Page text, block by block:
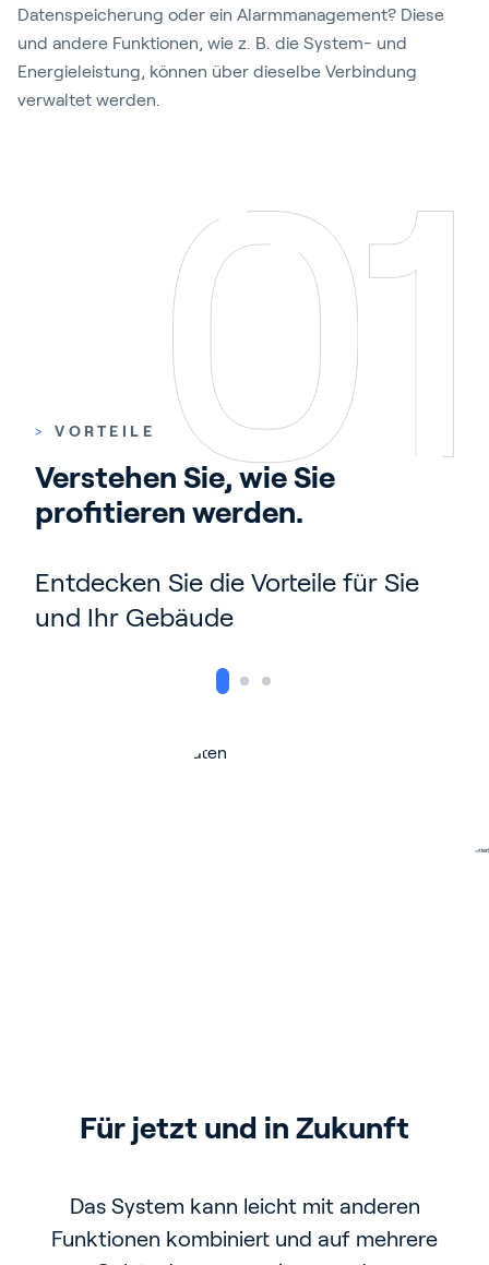
Datenspeicherung oder ein Alarmmanagement? Diese
und andere Funktionen, wie z. B. die System- und
Energieleistung, können über dieselbe Verbindung
verwaltet werden.
> VORTEILE
Verstehen Sie, wie Sie
profitieren werden.
Entdecken Sie die Vorteile für Sie
und Ihr Gebäude
Für jetzt und in Zukunft
Das System kann leicht mit anderen
Funktionen kombiniert und auf mehrere
Mehrbenutzer
Mehrere Benutzer können sich gleichzeitig
Optimal gesichert
Dank hoch entwickelter Sicherheitsfunktionen
ist unautorisierter Datenverkehr von außen